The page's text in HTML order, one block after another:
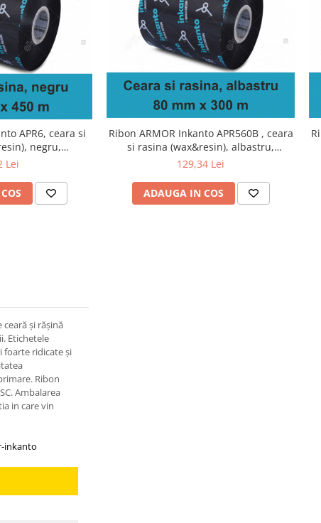
APR6, ceara si
negru,
OUT
Lei
Ribon ARMOR Inkanto APR560B , ceara
si rasina (wax&resin), albastru,
80mmx300M, OUT
129,34 Lei
ADAUGA IN COS
și rășină
Etichetele
foarte ridicate și
Ribon
Ambalarea
in care vin
inkanto